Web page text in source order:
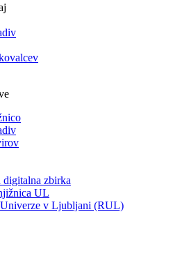
digitalna zbirka
UL
v Ljubljani (RUL)